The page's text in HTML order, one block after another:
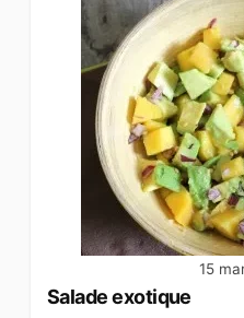
15
Salade exotique